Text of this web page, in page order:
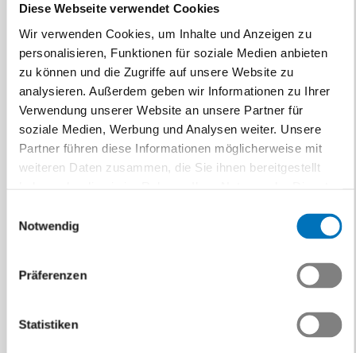
Diese Webseite verwendet Cookies
Wir verwenden Cookies, um Inhalte und Anzeigen zu
personalisieren, Funktionen für soziale Medien anbieten
zu können und die Zugriffe auf unsere Website zu
analysieren. Außerdem geben wir Informationen zu Ihrer
Verwendung unserer Website an unsere Partner für
soziale Medien, Werbung und Analysen weiter. Unsere
Partner führen diese Informationen möglicherweise mit
weiteren Daten zusammen, die Sie ihnen bereitgestellt
Notwendig
Präferenzen
Statistiken
Verband
Swissmem ist der führende Verband für KMU und Grossfirmen